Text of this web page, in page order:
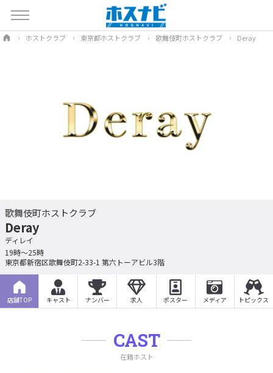
ホストクラブ 東京都ホストクラブ 歌舞伎町ホストクラブ Deray
歌舞伎町ホストクラブ
Deray
ディレイ
19時〜25時
東京都新宿区歌舞伎町2-33-1 第六トーアビル3階
店舗TOP キャスト ナンバー 求人 ポスター メディア トピックス
CAST
在籍ホスト